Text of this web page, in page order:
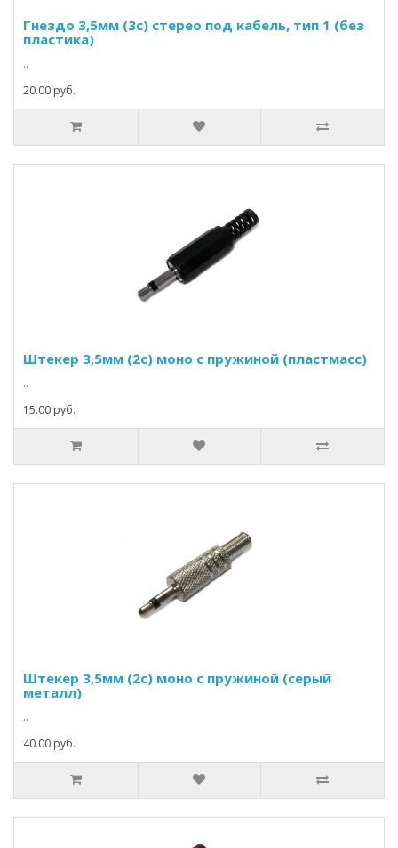
Гнездо 3,5мм (3c) стерео под кабель, тип 1 (без
пластика)
..
20.00 руб.
Штекер 3,5мм (2c) моно с пружиной (пластмасс)
..
15.00 руб.
Штекер 3,5мм (2c) моно с пружиной (серый
металл)
..
40.00 руб.